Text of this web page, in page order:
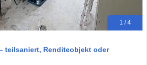
1 / 4
teilsaniert, Renditeobjekt oder